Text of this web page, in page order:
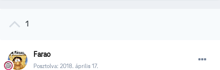
1
Farao
Posztolva: 2018. április 17.